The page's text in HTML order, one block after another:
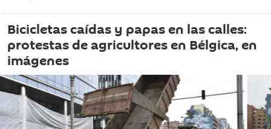
Bicicletas caídas y papas en las calles:
protestas de agricultores en Bélgica, en
imágenes